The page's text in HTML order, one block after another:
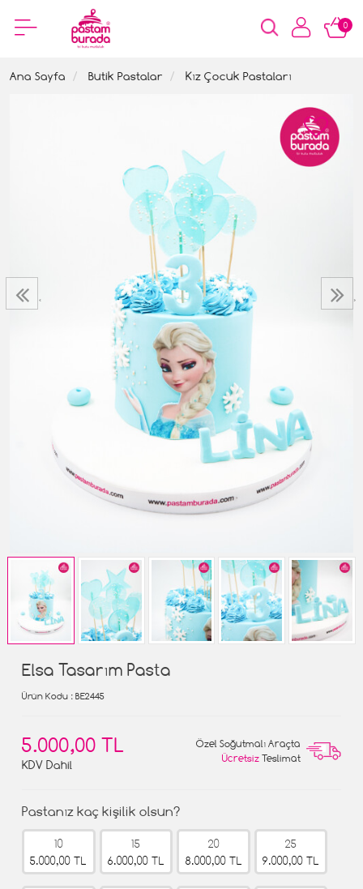
0
Ana Sayfa Butik Pastalar Kız Çocuk Pastaları
‹ ›
Elsa Tasarım Pasta
Ürün Kodu : BE2445
5.000,00 TL
KDV Dahil
Özel Soğutmalı Araçta
Ücretsiz Teslimat
Pastanız kaç kişilik olsun?
10
5.000,00 TL
15
6.000,00 TL
20
8.000,00 TL
25
9.000,00 TL